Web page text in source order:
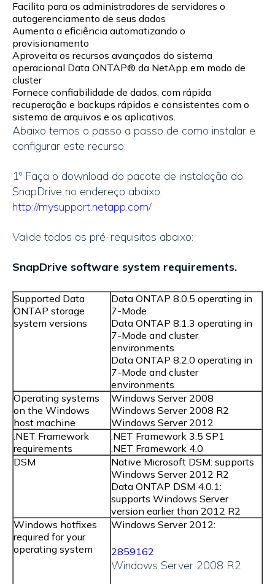
Facilita para os administradores de servidores o
autogerenciamento de seus dados
Aumenta a eficiência automatizando o
provisionamento
Aproveita os recursos avançados do sistema
operacional Data ONTAP® da NetApp em modo de
cluster
Fornece confiabilidade de dados, com rápida
recuperação e backups rápidos e consistentes com o
sistema de arquivos e os aplicativos.
Abaixo temos o passo a passo de como instalar e
configurar este recurso:
1º Faça o download do pacote de instalação do
SnapDrive no endereço abaixo:
http://mysupport.netapp.com/
Valide todos os pré-requisitos abaixo:
SnapDrive software system requirements.
Supported Data
ONTAP storage
system versions
Data ONTAP 8.0.5 operating in
7-Mode
Data ONTAP 8.1.3 operating in
7-Mode and cluster
environments
Data ONTAP 8.2.0 operating in
7-Mode and cluster
environments
Operating systems
on the Windows
host machine
Windows Server 2008
Windows Server 2008 R2
Windows Server 2012
.NET Framework
requirements
.NET Framework 3.5 SP1
.NET Framework 4.0
DSM
Native Microsoft DSM: supports
Windows Server 2012 R2
Data ONTAP DSM 4.0.1:
supports Windows Server
version earlier than 2012 R2
Windows hotfixes
required for your
operating system
Windows Server 2012:
2859162
Windows Server 2008 R2